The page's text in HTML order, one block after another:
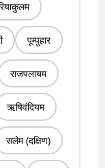
पूम्पुहार
राजपलायम
ऋषिवंदियम
सलेम (दक्षिण)